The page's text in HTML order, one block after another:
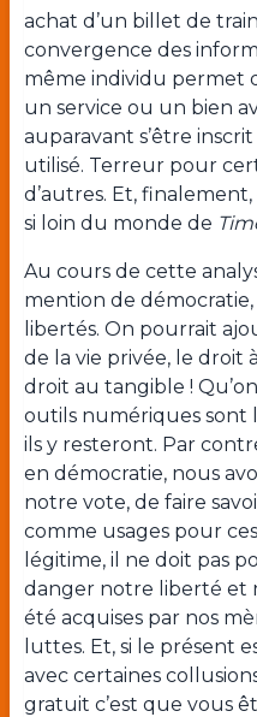
achat d’un billet de
convergence des
même individu permet
un service ou un bien
auparavant s’être
utilisé. Terreur pour
d’autres. Et, finalement,
si loin du monde de
Au cours de cette
mention de
libertés. On pourrait
de la vie privée, le droit
droit au tangible !
outils numériques sont
ils y resteront. Par
en démocratie, nous
notre vote, de faire
comme usages pour
légitime, il ne doit pas
danger notre liberté et
été acquises par nos
luttes. Et, si le présent
avec certaines
gratuit c’est que vous